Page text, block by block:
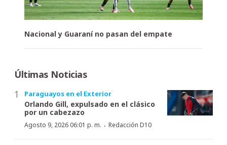
Nacional y Guaraní no pasan del empate
Últimas Noticias
Paraguayos en el Exterior
Orlando Gill, expulsado en el clásico
por un cabezazo
Agosto 9, 2026 06:01 p. m. · Redacción D10